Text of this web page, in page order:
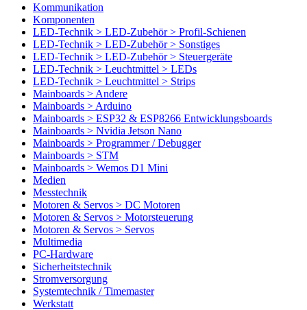
Kommunikation
Komponenten
LED-Technik > LED-Zubehör > Profil-Schienen
LED-Technik > LED-Zubehör > Sonstiges
LED-Technik > LED-Zubehör > Steuergeräte
LED-Technik > Leuchtmittel > LEDs
LED-Technik > Leuchtmittel > Strips
Mainboards > Andere
Mainboards > Arduino
Mainboards > ESP32 & ESP8266 Entwicklungsboards
Mainboards > Nvidia Jetson Nano
Mainboards > Programmer / Debugger
Mainboards > STM
Mainboards > Wemos D1 Mini
Medien
Messtechnik
Motoren & Servos > DC Motoren
Motoren & Servos > Motorsteuerung
Motoren & Servos > Servos
Multimedia
PC-Hardware
Sicherheitstechnik
Stromversorgung
Systemtechnik / Timemaster
Werkstatt